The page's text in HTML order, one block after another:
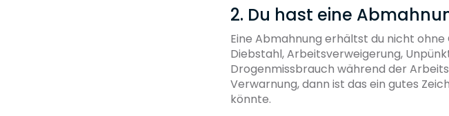
2. Du hast eine
Eine Abmahnung erhältst du nicht ohne
Diebstahl, Arbeitsverweigerung,
Drogenmissbrauch während der
Verwarnung, dann ist das ein gutes
könnte.